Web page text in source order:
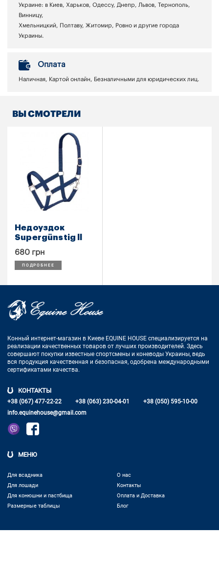
Украине: в Киев, Харьков, Одессу, Днепр, Львов, Тернополь,
Винницу,
Хмельницкий, Полтаву, Житомир, Ровно и другие города
Украины.
Оплата
Наличная, Картой онлайн, Безналичными для юридических лиц.
ВЫ СМОТРЕЛИ
Недоуздок
Supergünstig ll
680 грн
ПОДРОБНЕЕ
Конный интернет-магазин в Киеве EQUINE HOUSE специализируется на
реализации качественных товаров от лучших производителей. Здесь
совершают покупки известные спортсмены и коневоды Украины, ведь
вся продукция качественная и безопасная, одобрена международными
сертификатами качества.
КОНТАКТЫ
+38 (067) 477-22-22 +38 (063) 230-04-01
+38 (050) 595-10-00
info.equinehouse@gmail.com
МЕНЮ
Для всадника
Для лошади
Для конюшни и пастбища
Размерные таблицы
О нас
Контакты
Оплата и Доставка
Блог